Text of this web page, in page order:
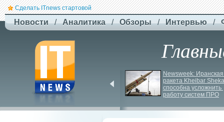
Сделать ITnews стартовой
Новости / Аналитика / Обзоры / Интервью /
виробництво ракет для
Patriot
Newsweek: Иранская
ракета Kheibar
способна усложнить
работу систем ПРО